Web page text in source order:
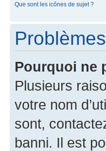
Que sont les icônes de sujet ?
Pourquoi ne
Plusieurs
votre nom
sont,
banni. Il est